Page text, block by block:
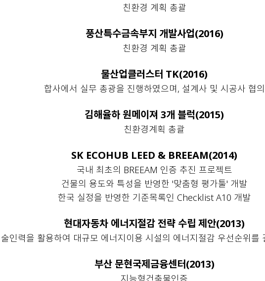
친환경 계획 총괄
풍산특수금속부지 개발사업(2016)
친환경 계획 총괄
물산업클러스터 TK(2016)
합사에서 실무 총광을 진행하였으며, 설계사 및 시공사 협의
김해율하 원메이져 3개 블럭(2015)
친환경계획 총괄
SK ECOHUB LEED & BREEAM(2014)
국내 최초의 BREEAM 인증 추진 프로젝트
건물의 용도와 특성을 반영한 '맞춤형 평가툴' 개발
한국 실정을 반영한 기준목록인 Checklist A10 개발
현대자동차 에너지절감 전략 수립 제안(2013)
인력을 활용하여 대규모 에너지이용 시설의 에너지절감 우선순위를
부산 문현국제금융센터(2013)
지능형건축물인증